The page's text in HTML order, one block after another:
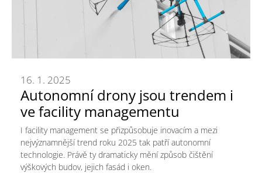
Autonomní drony jsou trendem i
ve facility managementu
16. 1. 2025
I facility management se přizpůsobuje inovacím a mezi
nejvýznamnější trend roku 2025 tak patří autonomní
technologie. Právě ty dramaticky mění způsob čištění
výškových budov, jejich fasád i oken.